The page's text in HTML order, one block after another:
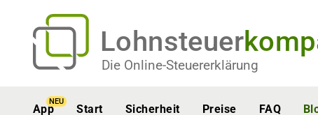
Lohnsteuer
Die Online-Steuererklärung
App
NEU
Start Sicherheit Preise FAQ